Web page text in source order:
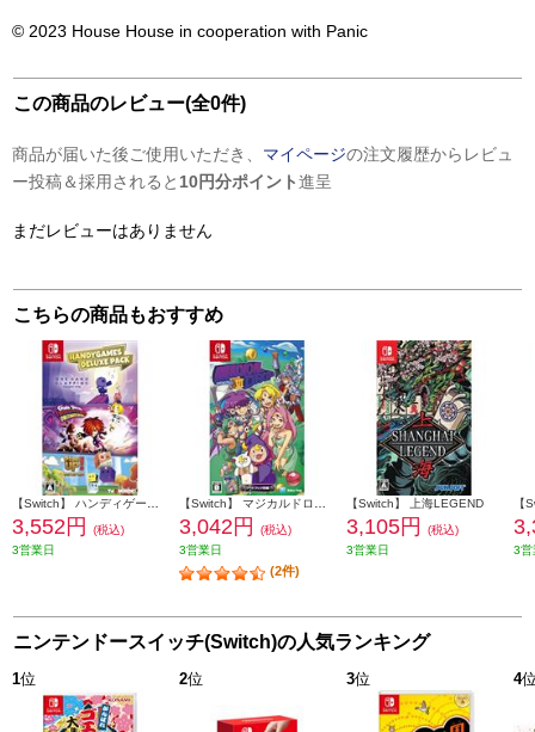
© 2023 House House in cooperation with Panic
この商品のレビュー(全0件)
商品が届いた後ご使用いただき、 マイページの注文履歴からレビュ
ー投稿＆採用されると 10円分ポイント進呈
まだレビューはありません
こちらの商品もおすすめ
3,552円
(税込)
3営業日
3,042円
(税込)
3営業日
(2件)
【Switch】 上海LEGEND
3,105円
(税込)
3営業日
3営
ニンテンドースイッチ(Switch)の人気ランキング
1位 2位 3位 4